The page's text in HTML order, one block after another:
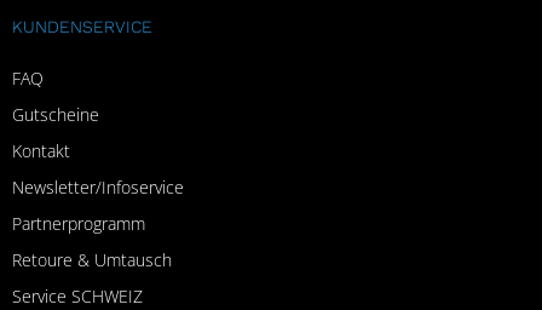
KUNDENSERVICE
FAQ
Gutscheine
Kontakt
Newsletter/Infoservice
Partnerprogramm
Retoure & Umtausch
Service SCHWEIZ